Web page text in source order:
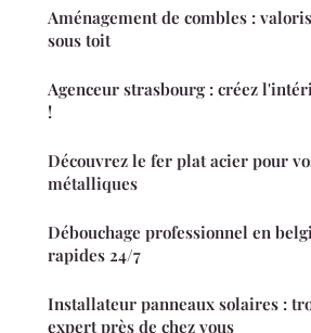
Aménagement de combles :
sous toit
Agenceur strasbourg : créez
!
Découvrez le fer plat acier pour
métalliques
Débouchage professionnel en
rapides 24/7
Installateur panneaux solaires :
expert près de chez vous